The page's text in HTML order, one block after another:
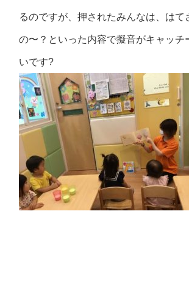
るのですが、押されたみんなは、はて
の〜？といった内容で擬音がキャッチ
いです?